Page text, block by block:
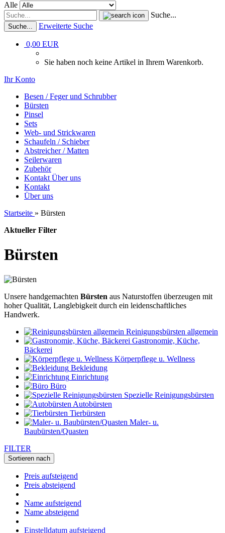
Alle
Suche...
Suche... Erweiterte Suche
0,00 EUR
Sie haben noch keine Artikel in Ihrem Warenkorb.
Ihr Konto
Besen / Feger und Schrubber
Bürsten
Pinsel
Sets
Web- und Strickwaren
Schaufeln / Schieber
Abstreicher / Matten
Seilerwaren
Zubehör
Kontakt Über uns
Kontakt
Über uns
Startseite » Bürsten
Aktueller Filter
Bürsten
Unsere handgemachten Bürsten aus Naturstoffen überzeugen mit
hoher Qualität, Langlebigkeit durch ein leidenschaftliches
Handwerk.
Reinigungsbürsten allgemein
Gastronomie, Küche,
Bäckerei
Körperpflege u. Wellness
Bekleidung
Einrichtung
Büro
Spezielle Reinigungsbürsten
Autobürsten
Tierbürsten
Maler- u.
Baubürsten/Quasten
FILTER
Sortieren nach
Preis aufsteigend
Preis absteigend
Name aufsteigend
Name absteigend
Einstelldatum aufsteigend